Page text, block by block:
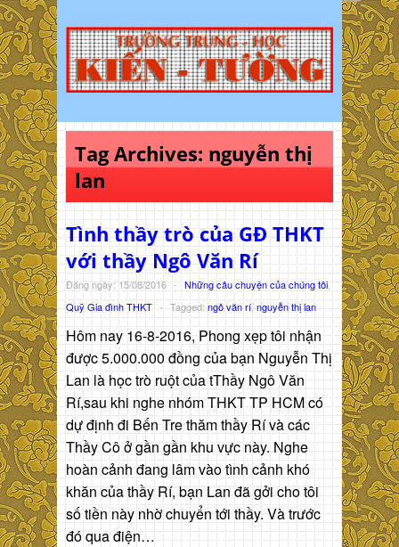
Tag Archives: nguyễn thị
lan
Tình thầy trò của GĐ THKT
với thầy Ngô Văn Rí
Đăng ngày: 15/08/2016 - Những câu chuyện của chúng tôi
Quỹ Gia đình THKT - Tagged: ngô văn rí nguyễn thị lan
Hôm nay 16-8-2016, Phong xẹp tôi nhận
được 5.000.000 đồng của bạn Nguyễn Thị
Lan là học trò ruột của tThầy Ngô Văn
Rí,sau khi nghe nhóm THKT TP HCM có
dự định đi Bến Tre thăm thầy Rí và các
Thầy Cô ở gần gần khu vực này. Nghe
hoàn cảnh đang lâm vào tình cảnh khó
khăn của thầy Rí, bạn Lan đã gởi cho tôi
số tiền này nhờ chuyển tới thầy. Và trước
đó qua điện…